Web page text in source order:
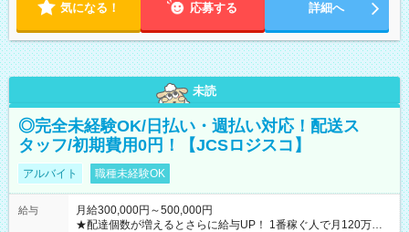
気になる！ 応募する 詳細へ
未読
◎完全未経験OK/日払い・週払い対応！配送ス
タッフ/初期費用0円！【JCSロジスコ】
アルバイト 職種未経験OK
給与
月給300,000円～500,000円
★配達個数が増えるとさらに給与UP！ 1番稼ぐ人で月120万ほ